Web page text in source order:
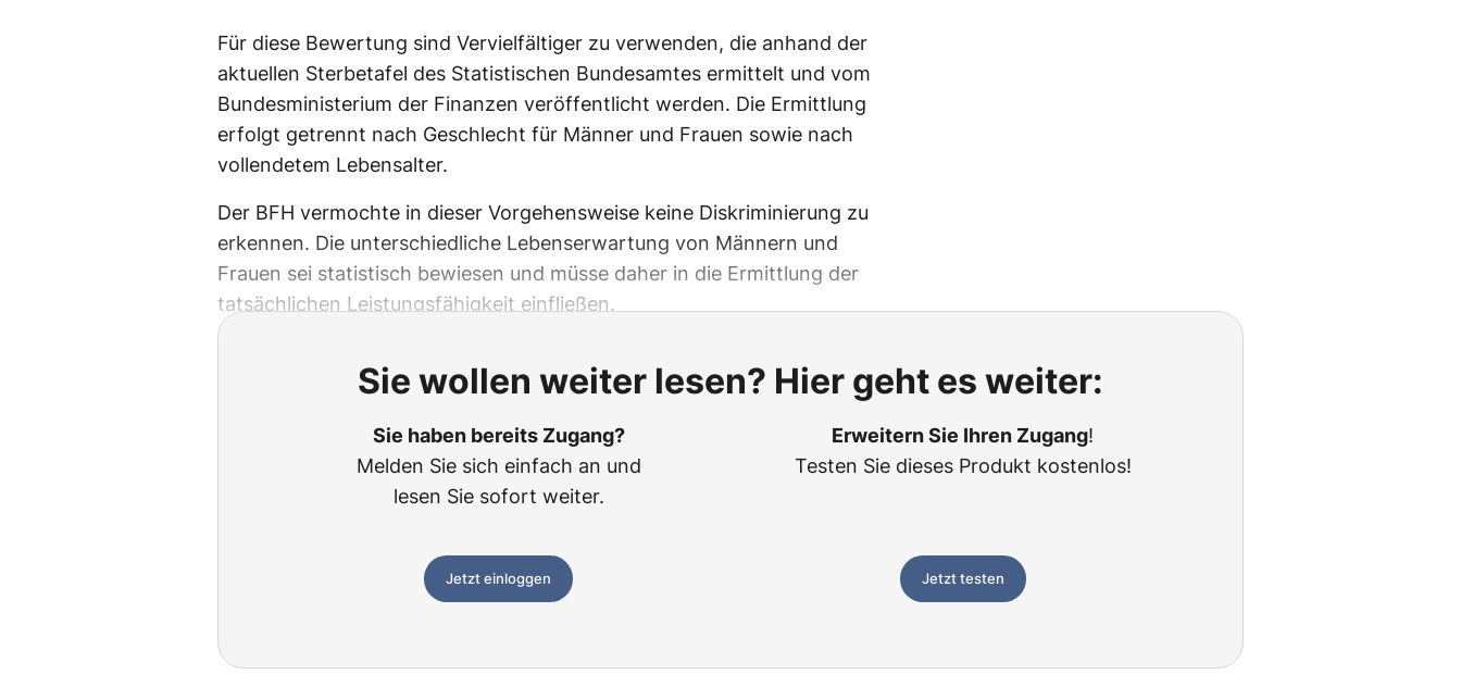
Für diese Bewertung sind Vervielfältiger zu verwenden, die anhand der
aktuellen Sterbetafel des Statistischen Bundesamtes ermittelt und vom
Bundesministerium der Finanzen veröffentlicht werden. Die Ermittlung
erfolgt getrennt nach Geschlecht für Männer und Frauen sowie nach
vollendetem Lebensalter.
Der BFH vermochte in dieser Vorgehensweise keine Diskriminierung zu
erkennen. Die unterschiedliche Lebenserwartung von Männern und
Frauen sei statistisch bewiesen und müsse daher in die Ermittlung der
tatsächlichen Leistungsfähigkeit einfließen.
Sie wollen weiter lesen? Hier geht es weiter:
Sie haben bereits Zugang?
Melden Sie sich einfach an und
lesen Sie sofort weiter.
Erweitern Sie Ihren Zugang!
Testen Sie dieses Produkt kostenlos!
Jetzt einloggen Jetzt testen